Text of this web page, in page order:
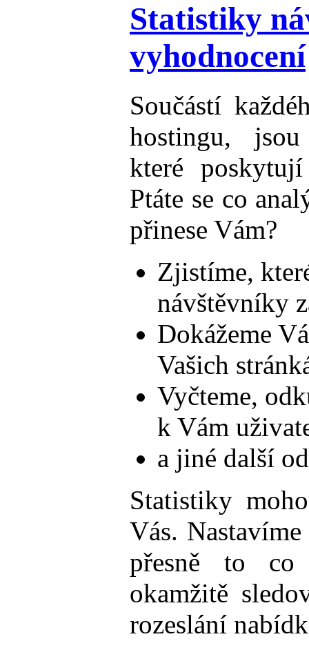
Statistiky
vyhodnocení
Součástí
hostingu,
které
Ptáte se co
přinese Vám?
Zjistíme,
návštěvníky
Dokážeme
Vašich
Vyčteme,
k Vám
a jiné další
Statistiky
Vás.
přesně to co
okamžitě
rozeslání